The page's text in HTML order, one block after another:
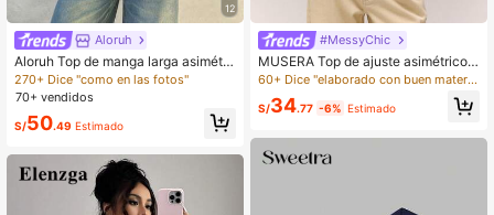
12
Aloruh
Aloruh Top de manga larga asimétri
co de hombro de punto de color alb
aricoque para mujer, otoño/invierno
270+ Dice "como en las fotos"
70+ vendidos
S/50.49 Estimado
#MessyChic
MUSERA Top de ajuste asimétrico c
on detalle de bufanda a rayas y ho
re para verano y vacaciones
60+ Dice "elaborado con buen material"
S/34.77 -6% Estimado